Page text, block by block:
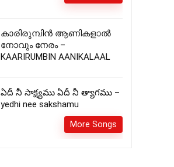
കാരിരുമ്പിൻ ആണികളാൽ
നോവും നേരം –
KAARIRUMBIN AANIKALAAL
ఏదీ నీ సాక్ష్యము ఏదీ నీ త్యాగము –
yedhi nee sakshamu
More Songs